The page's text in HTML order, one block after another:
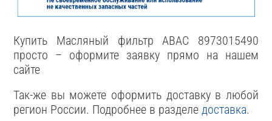
Купить Масляный фильтр ABAC 8973015490
просто – оформите заявку прямо на нашем
сайте
Так-же вы можете оформить доставку в любой
регион России. Подробнее в разделедоставка.